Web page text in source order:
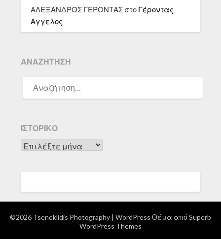
ΑΛΕΞΑΝΔΡΟΣ ΓΕΡΟΝΤΑΣ στο Γέροντας
Αγγελος
ΑΝΑΖΉΤΗΣΗ
ΓΙΑ:
ΙΣΤΟΡΙΚΌ
Ιστορικό
©2026 Tseneklidis Photography | WordPress Θέμα από Superb
WordPress Themes